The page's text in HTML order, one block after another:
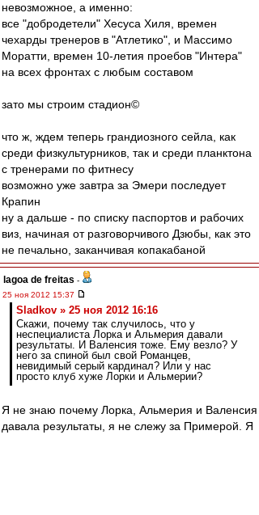
невозможное, а именно:
все "добродетели" Хесуса Хиля, времен
чехарды тренеров в "Атлетико", и Массимо
Моратти, времен 10-летия проебов "Интера"
на всех фронтах с любым составом
зато мы строим стадион©
что ж, ждем теперь грандиозного сейла, как
среди физкультурников, так и среди планктона
с тренерами по фитнесу
возможно уже завтра за Эмери последует
Крапин
ну а дальше - по списку паспортов и рабочих
виз, начиная от разговорчивого Дзюбы, как это
не печально, заканчивая копакабаной
lagoa de freitas -
25 ноя 2012 15:37
Sladkov » 25 ноя 2012 16:16
Скажи, почему так случилось, что у
неспециалиста Лорка и Альмерия давали
результаты. И Валенсия тоже. Ему везло? У
него за спиной был свой Романцев,
невидимый серый кардинал? Или у нас
просто клуб хуже Лорки и Альмерии?
Я не знаю почему Лорка, Альмерия и Валенсия
давала результаты, я не слежу за Примерой. Я